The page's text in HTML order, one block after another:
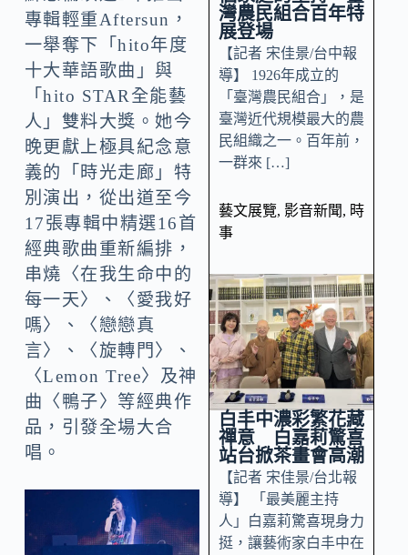
專輯輕重Aftersun，
一舉奪下「hito年度
十大華語歌曲」與
「hito STAR全能藝
人」雙料大獎。她今
晚更獻上極具紀念意
義的「時光走廊」特
別演出，從出道至今
17張專輯中精選16首
經典歌曲重新編排，
串燒〈在我生命中的
每一天〉、〈愛我好
嗎〉、〈戀戀真
言〉、〈旋轉門〉、
〈Lemon Tree〉及神
曲〈鴨子〉等經典作
品，引發全場大合
唱。
灣農民組合百年特
展登場
【記者 宋佳景/台中報
導】 1926年成立的
「臺灣農民組合」，是
臺灣近代規模最大的農
民組織之一。百年前，
一群來 […]
藝文展覽, 影音新聞, 時
事
白丰中濃彩繁花藏
禪意 白嘉莉驚喜
站台掀茶畫會高潮
【記者 宋佳景/台北報
導】 「最美麗主持
人」白嘉莉驚喜現身力
挺，讓藝術家白丰中在